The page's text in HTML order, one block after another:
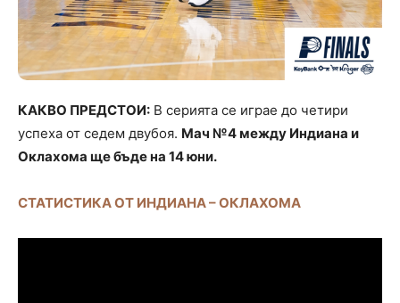
КАКВО ПРЕДСТОИ: В серията се играе до четири
успеха от седем двубоя. Мач №4 между Индиана и
Оклахома ще бъде на 14 юни.
СТАТИСТИКА ОТ ИНДИАНА – ОКЛАХОМА